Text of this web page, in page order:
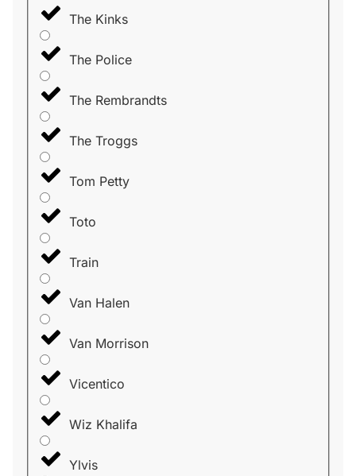
The Kinks
The Police
The Rembrandts
The Troggs
Tom Petty
Toto
Train
Van Halen
Van Morrison
Vicentico
Wiz Khalifa
Ylvis